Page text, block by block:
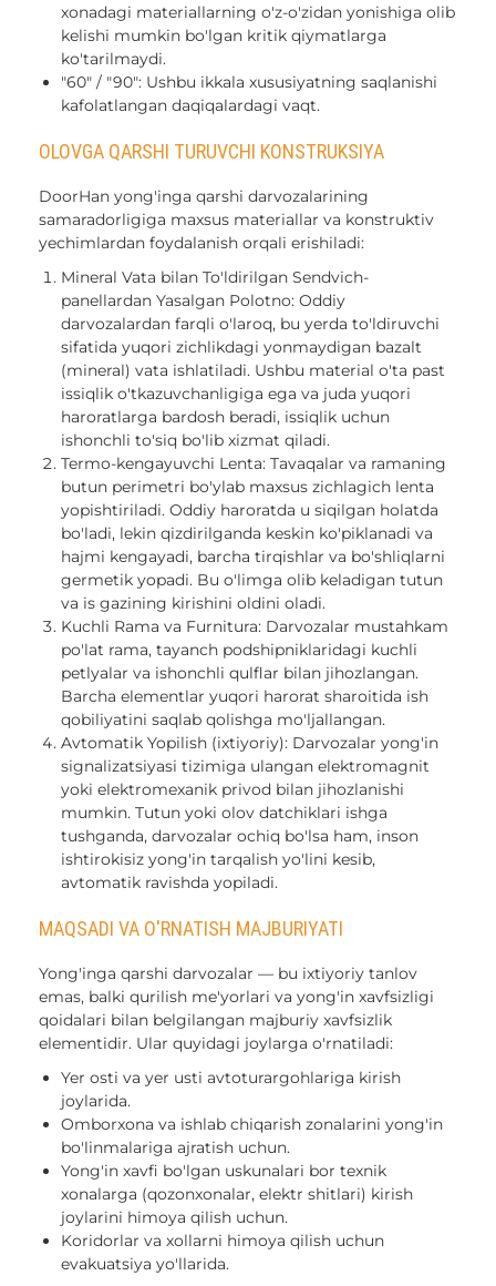
xonadagi materiallarning o'z-o'zidan yonishiga olib
kelishi mumkin bo'lgan kritik qiymatlarga
ko'tarilmaydi.
"60" / "90": Ushbu ikkala xususiyatning saqlanishi
kafolatlangan daqiqalardagi vaqt.
OLOVGA QARSHI TURUVCHI KONSTRUKSIYA
DoorHan yong'inga qarshi darvozalarining
samaradorligiga maxsus materiallar va konstruktiv
yechimlardan foydalanish orqali erishiladi:
Mineral Vata bilan To'ldirilgan Sendvich-
panellardan Yasalgan Polotno: Oddiy
darvozalardan farqli o'laroq, bu yerda to'ldiruvchi
sifatida yuqori zichlikdagi yonmaydigan bazalt
(mineral) vata ishlatiladi. Ushbu material o'ta past
issiqlik o'tkazuvchanligiga ega va juda yuqori
haroratlarga bardosh beradi, issiqlik uchun
ishonchli to'siq bo'lib xizmat qiladi.
Termo-kengayuvchi Lenta: Tavaqalar va ramaning
butun perimetri bo'ylab maxsus zichlagich lenta
yopishtiriladi. Oddiy haroratda u siqilgan holatda
bo'ladi, lekin qizdirilganda keskin ko'piklanadi va
hajmi kengayadi, barcha tirqishlar va bo'shliqlarni
germetik yopadi. Bu o'limga olib keladigan tutun
va is gazining kirishini oldini oladi.
Kuchli Rama va Furnitura: Darvozalar mustahkam
po'lat rama, tayanch podshipniklaridagi kuchli
petlyalar va ishonchli qulflar bilan jihozlangan.
Barcha elementlar yuqori harorat sharoitida ish
qobiliyatini saqlab qolishga mo'ljallangan.
Avtomatik Yopilish (ixtiyoriy): Darvozalar yong'in
signalizatsiyasi tizimiga ulangan elektromagnit
yoki elektromexanik privod bilan jihozlanishi
mumkin. Tutun yoki olov datchiklari ishga
tushganda, darvozalar ochiq bo'lsa ham, inson
ishtirokisiz yong'in tarqalish yo'lini kesib,
avtomatik ravishda yopiladi.
MAQSADI VA O'RNATISH MAJBURIYATI
Yong'inga qarshi darvozalar — bu ixtiyoriy tanlov
emas, balki qurilish me'yorlari va yong'in xavfsizligi
qoidalari bilan belgilangan majburiy xavfsizlik
elementidir. Ular quyidagi joylarga o'rnatiladi:
Yer osti va yer usti avtoturargohlariga kirish
joylarida.
Omborxona va ishlab chiqarish zonalarini yong'in
bo'linmalariga ajratish uchun.
Yong'in xavfi bo'lgan uskunalari bor texnik
xonalarga (qozonxonalar, elektr shitlari) kirish
joylarini himoya qilish uchun.
Koridorlar va xollarni himoya qilish uchun
evakuatsiya yo'llarida.